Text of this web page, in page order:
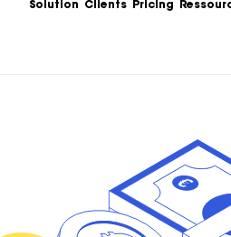
Solution Clients Pricing
Ebooks
Un condensé
service de
contenu.